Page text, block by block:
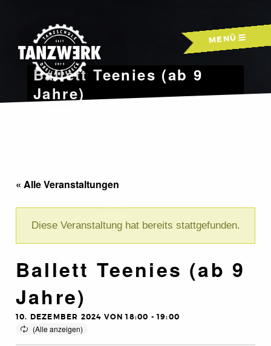
MENÜ
Ballett Teenies (ab 9
Jahre)
« Alle Veranstaltungen
Diese Veranstaltung hat bereits stattgefunden.
Ballett Teenies (ab 9
Jahre)
10. DEZEMBER 2024 VON 18:00 -19:00